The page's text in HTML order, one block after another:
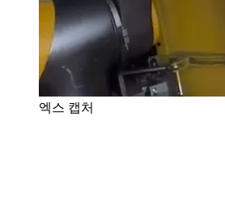
엑스 캡처